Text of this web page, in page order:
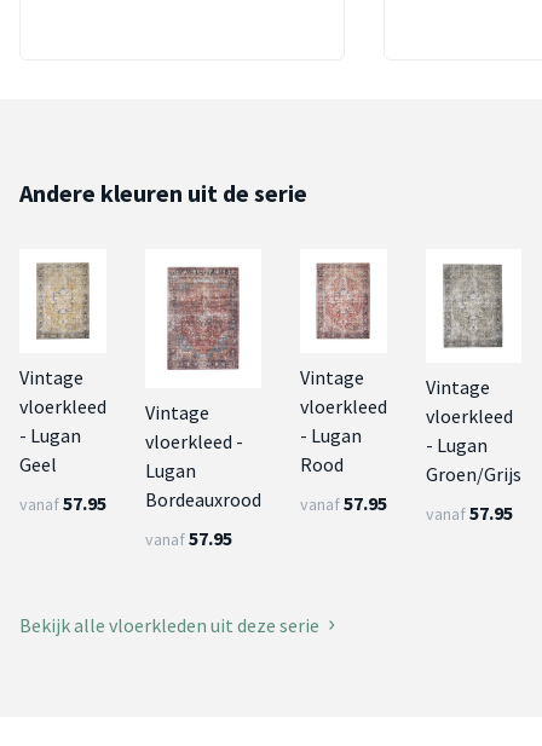
Andere kleuren uit de serie
Vintage
vloerkleed
- Lugan
Geel
vanaf57.95
Vintage
vloerkleed -
Lugan
Bordeauxrood
vanaf57.95
Vintage
vloerkleed
- Lugan
Rood
vanaf57.95
Vintage
vloerkleed
- Lugan
Groen/Grijs
vanaf57.95
Bekijk alle vloerkleden uit deze serie